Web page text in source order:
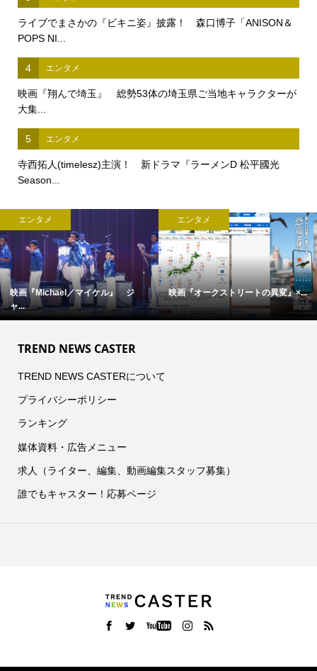
ライブでまさかの『ビキニ姿』披露！ 森口博子「ANISON＆
POPS NI...
4 エンタメ
映画『翔んで埼玉』 総勢53体の埼玉県ご当地キャラクターが
大集...
5 エンタメ
寺西拓人(timelesz)主演！ 新ドラマ『ラーメンD 松平國光
Season...
エンタメ
映画『Michael／マイケル』 ジ
ャ...
エンタメ
映画『オークストリートの異変』×...
TREND NEWS CASTER
TREND NEWS CASTERについて
プライバシーポリシー
ランキング
媒体資料・広告メニュー
求人（ライター、編集、動画編集スタッフ募集）
誰でもキャスター！応募ページ